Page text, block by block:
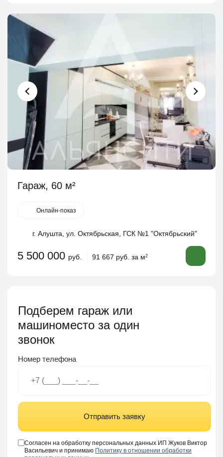
Гараж, 60 м²
Онлайн-показ
г. Алушта, ул. Октябрьская, ГСК №1 "Октябрьский"
5 500 000 руб. 91 667 руб. за м2
Подберем гараж или
машиноместо за один
звонок
Номер телефона
Отправить заявку
Согласен на обработку персональных данных ИП Жуков Виктор
Васильевич и принимаю Политику в отношении обработки